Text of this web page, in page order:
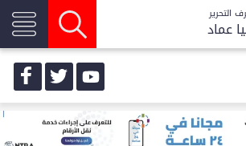
التحرير
عماد